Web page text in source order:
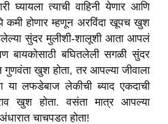
घ्यायला त्याची वाहिनी येणार आणि
होणार म्हणून अरविंदा खूपच खुश
सुंदर मुलीशी-शालूशी आता आपलं
बायकोसाठी बघितलेली सगळी सुंदर
गुणवंता खुश होता,तर आपल्या जीवाला
लफडेबाज लेकीची ब्याद एकदाची
खुश होता. वसंता मात्र आपल्या
चाचपडत होता!